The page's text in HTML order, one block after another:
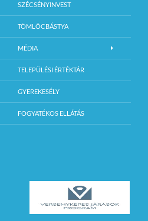
SZÉCSÉNYINVEST
TÖMLÖCBÁSTYA
MÉDIA
TELEPÜLÉSI ÉRTÉKTÁR
GYEREKESÉLY
FOGYATÉKOS ELLÁTÁS